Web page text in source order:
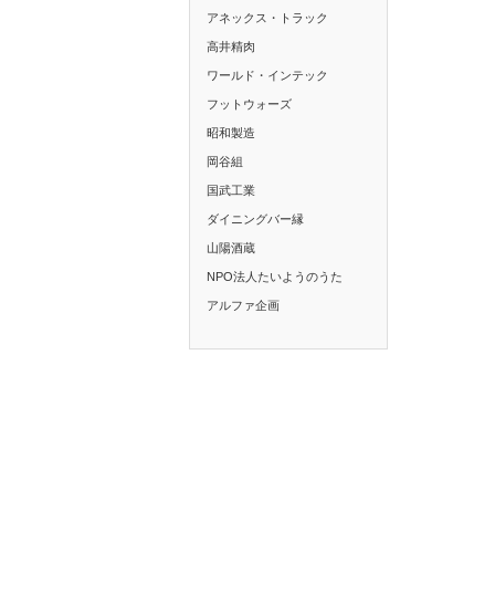
アネックス・トラック
高井精肉
ワールド・インテック
フットウォーズ
昭和製造
岡谷組
国武工業
ダイニングバー縁
山陽酒蔵
NPO法人たいようのうた
アルファ企画